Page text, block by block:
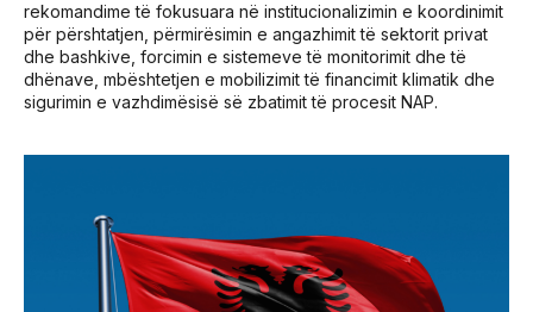
rekomandime të fokusuara në institucionalizimin e koordinimit
për përshtatjen, përmirësimin e angazhimit të sektorit privat
dhe bashkive, forcimin e sistemeve të monitorimit dhe të
dhënave, mbështetjen e mobilizimit të financimit klimatik dhe
sigurimin e vazhdimësisë së zbatimit të procesit NAP.